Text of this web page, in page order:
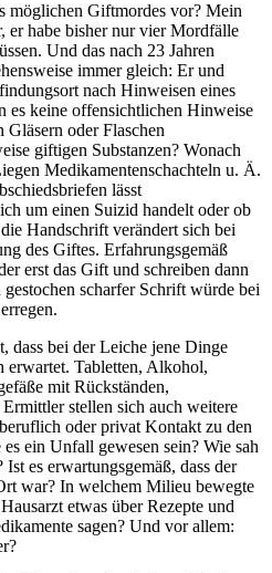
möglichen Giftmordes vor? Mein
habe bisher nur vier Mordfälle
Und das nach 23 Jahren
immer gleich: Er und
nach Hinweisen eines
es keine offensichtlichen Hinweise
oder Flaschen
giftigen Substanzen? Wonach
Medikamentenschachteln u. Ä.
lässt
um einen Suizid handelt oder ob
Handschrift verändert sich bei
des Giftes. Erfahrungsgemäß
erst das Gift und schreiben dann
scharfer Schrift würde bei
dass bei der Leiche jene Dinge
erwartet. Tabletten, Alkohol,
mit Rückständen,
stellen sich auch weitere
oder privat Kontakt zu den
ein Unfall gewesen sein? Wie sah
es erwartungsgemäß, dass der
war? In welchem Milieu bewegte
etwas über Rezepte und
sagen? Und vor allem: